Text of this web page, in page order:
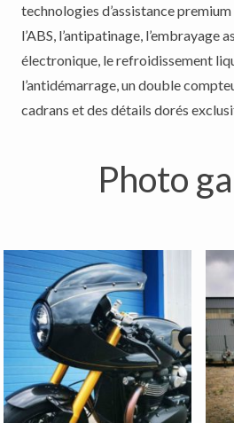
technologies d’assistance
l’ABS, l’antipatinage, l’embrayage
électronique, le refroidissement
l’antidémarrage, un double
Photo